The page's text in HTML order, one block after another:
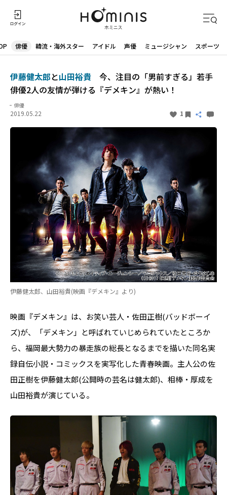
俳優 韓流・海外スター アイドル 声優 ミュージシャン スポーツ
伊藤健太郎と山田裕貴 今、注目の「男前すぎる」若手
俳優2人の友情が弾ける『デメキン』が熱い！
俳優
2019.05.22 1
伊藤健太郎、山田裕貴(映画『デメキン』より)
映画『デメキン』は、お笑い芸人・佐田正樹(バッドボーイ
ズ)が、「デメキン」と呼ばれていじめられていたところか
ら、福岡最大勢力の暴走族の総長となるまでを描いた同名実
録自伝小説・コミックスを実写化した青春映画。主人公の佐
田正樹を伊藤健太郎(公開時の芸名は健太郎)、相棒・厚成を
山田裕貴が演じている。